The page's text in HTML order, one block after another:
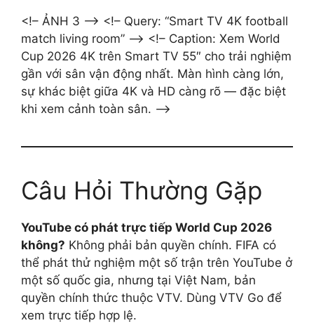
<!– ẢNH 3 –> <!– Query: “Smart TV 4K football
match living room” –> <!– Caption: Xem World
Cup 2026 4K trên Smart TV 55″ cho trải nghiệm
gần với sân vận động nhất. Màn hình càng lớn,
sự khác biệt giữa 4K và HD càng rõ — đặc biệt
khi xem cảnh toàn sân. –>
Câu Hỏi Thường Gặp
YouTube có phát trực tiếp World Cup 2026
không? Không phải bản quyền chính. FIFA có
thể phát thử nghiệm một số trận trên YouTube ở
một số quốc gia, nhưng tại Việt Nam, bản
quyền chính thức thuộc VTV. Dùng VTV Go để
xem trực tiếp hợp lệ.